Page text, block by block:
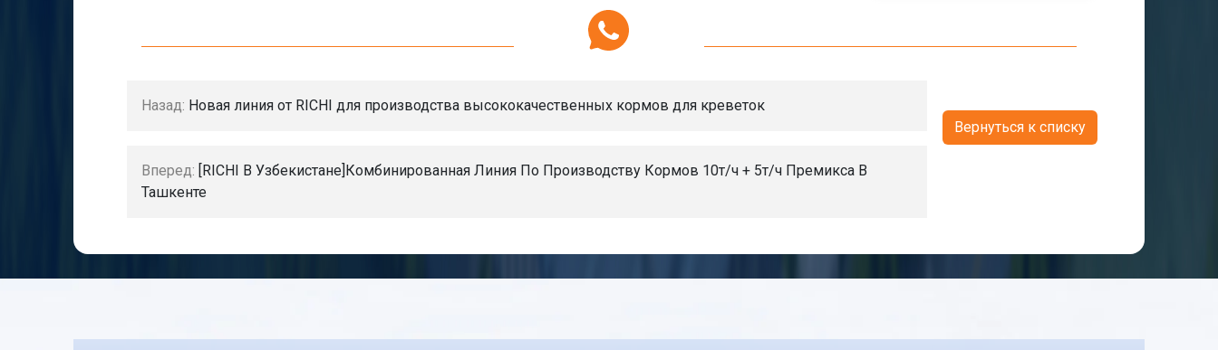
Назад: Новая линия от RICHI для производства высококачественных кормов для креветок
Вперед:
[RICHI В Узбекистане]Комбинированная Линия По Производству Кормов 10т/ч + 5т/ч Премикса В
Ташкенте
Вернуться к списку